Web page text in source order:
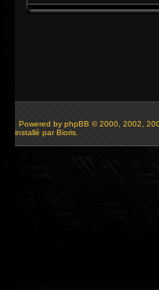
Powered by phpBB © 2000, 2002,
installé par Bioris.